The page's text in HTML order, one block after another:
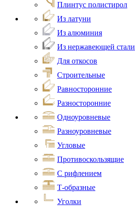
Плинтус полистирол
Из латуни
Из алюминия
Из нержавеющей стали
Для откосов
Строительные
Равносторонние
Разносторонние
Одноуровневые
Разноуровневые
Угловые
Противоскользящие
С рифлением
Т-образные
Уголки